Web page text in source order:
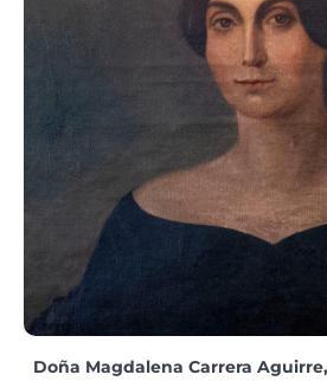
Doña Magdalena Carrera